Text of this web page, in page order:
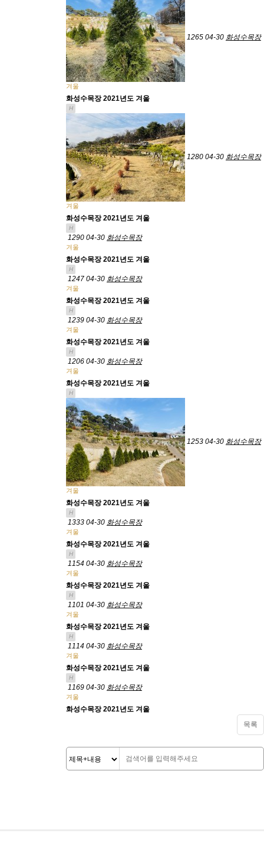
1265 04-30 화성수목장
겨울
화성수목장 2021년도 겨울
H
1280 04-30 화성수목장
겨울
화성수목장 2021년도 겨울
H
1290 04-30 화성수목장
겨울
화성수목장 2021년도 겨울
H
1247 04-30 화성수목장
겨울
화성수목장 2021년도 겨울
H
1239 04-30 화성수목장
겨울
화성수목장 2021년도 겨울
H
1206 04-30 화성수목장
겨울
화성수목장 2021년도 겨울
H
1253 04-30 화성수목장
겨울
화성수목장 2021년도 겨울
H
1333 04-30 화성수목장
겨울
화성수목장 2021년도 겨울
H
1154 04-30 화성수목장
겨울
화성수목장 2021년도 겨울
H
1101 04-30 화성수목장
겨울
화성수목장 2021년도 겨울
H
1114 04-30 화성수목장
겨울
화성수목장 2021년도 겨울
H
1169 04-30 화성수목장
겨울
화성수목장 2021년도 겨울
목록